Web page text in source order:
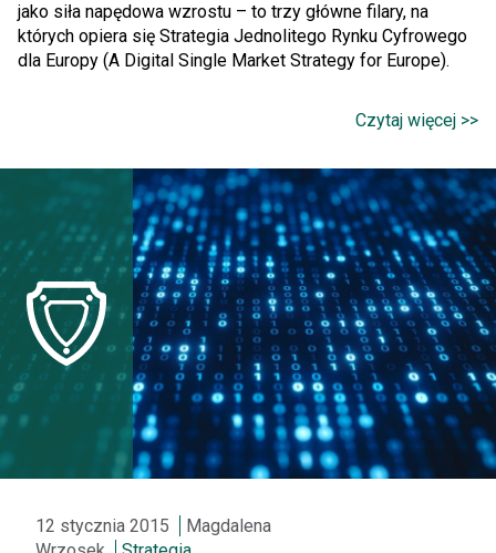
jako siła napędowa wzrostu – to trzy główne filary, na
których opiera się Strategia Jednolitego Rynku Cyfrowego
dla Europy (A Digital Single Market Strategy for Europe).
Czytaj więcej >>
12 stycznia 2015
Magdalena